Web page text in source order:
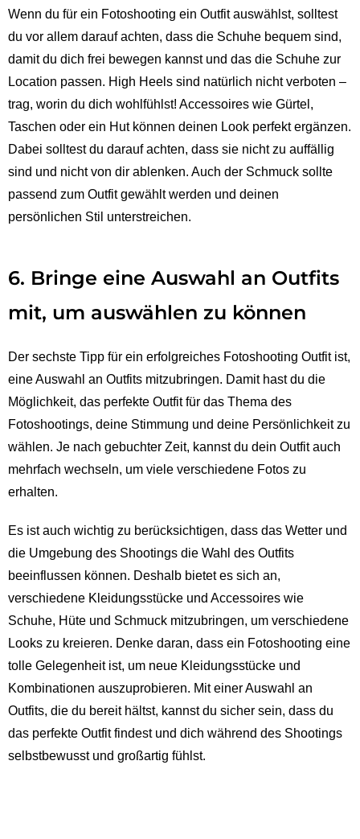
Wenn du für ein Fotoshooting ein Outfit auswählst, solltest
du vor allem darauf achten, dass die Schuhe bequem sind,
damit du dich frei bewegen kannst und das die Schuhe zur
Location passen. High Heels sind natürlich nicht verboten –
trag, worin du dich wohlfühlst! Accessoires wie Gürtel,
Taschen oder ein Hut können deinen Look perfekt ergänzen.
Dabei solltest du darauf achten, dass sie nicht zu auffällig
sind und nicht von dir ablenken. Auch der Schmuck sollte
passend zum Outfit gewählt werden und deinen
persönlichen Stil unterstreichen.
6. Bringe eine Auswahl an Outfits
mit, um auswählen zu können
Der sechste Tipp für ein erfolgreiches Fotoshooting Outfit ist,
eine Auswahl an Outfits mitzubringen. Damit hast du die
Möglichkeit, das perfekte Outfit für das Thema des
Fotoshootings, deine Stimmung und deine Persönlichkeit zu
wählen. Je nach gebuchter Zeit, kannst du dein Outfit auch
mehrfach wechseln, um viele verschiedene Fotos zu
erhalten.
Es ist auch wichtig zu berücksichtigen, dass das Wetter und
die Umgebung des Shootings die Wahl des Outfits
beeinflussen können. Deshalb bietet es sich an,
verschiedene Kleidungsstücke und Accessoires wie
Schuhe, Hüte und Schmuck mitzubringen, um verschiedene
Looks zu kreieren. Denke daran, dass ein Fotoshooting eine
tolle Gelegenheit ist, um neue Kleidungsstücke und
Kombinationen auszuprobieren. Mit einer Auswahl an
Outfits, die du bereit hältst, kannst du sicher sein, dass du
das perfekte Outfit findest und dich während des Shootings
selbstbewusst und großartig fühlst.